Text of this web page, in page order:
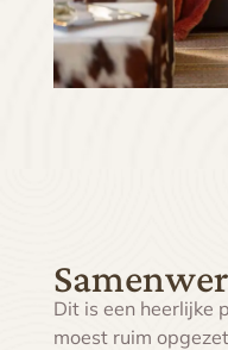
Dit is een heerlijke
moest ruim